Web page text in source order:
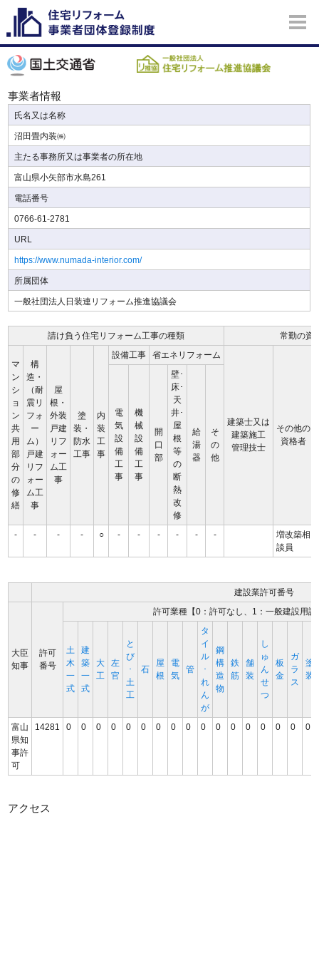
事業者情報
氏名又は名称
沼田畳内装㈱
主たる事務所又は事業者の所在地
富山県小矢部市水島261
電話番号
0766-61-2781
URL
https://www.numada-interior.com/
所属団体
一般社団法人日装連リフォーム推進協議会
請け負う住宅リフォーム工事の種類 常勤の資
マ
ン
シ
ョ
ン
共
用
部
分
の
修
繕
構
造・
（耐
震リ
フォ
ー
ム）
戸建
リフ
ォー
ム工
事
屋
根・
外装
戸建
リフ
ォー
ム工
事
塗
装・
防水
工事
内
装
工
事
設備工事 省エネリフォーム
建築士又は
建築施工
管理技士
その他の
資格者
電
気
設
備
工
事
機
械
設
備
工
事
開
口
部
壁･
床･
天
井･
屋
根
等
の
断
熱
改
修
給
湯
器
そ
の
他
- - - - ○ - - - - - -
増改築相
談員
建設業許可番号
大臣
知事
許可
番号
許可業種【0：許可なし、1：一般建設用
土
木
一
式
建
築
一
式
大
工
左
官
と
び
･
土
工
石
屋
根
電
気
管
タ
イ
ル
･
れ
ん
が
鋼
構
造
物
鉄
筋
舗
装
し
ゅ
ん
せ
つ
板
金
ガ
ラ
ス
塗
装
富山
県知
事許
可
14281 0 0 0 0 0 0 0 0 0 0 0 0 0 0 0 0 0
アクセス